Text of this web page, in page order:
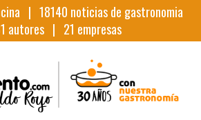
| 18140 noticias de gastronomia
autores | 21 empresas